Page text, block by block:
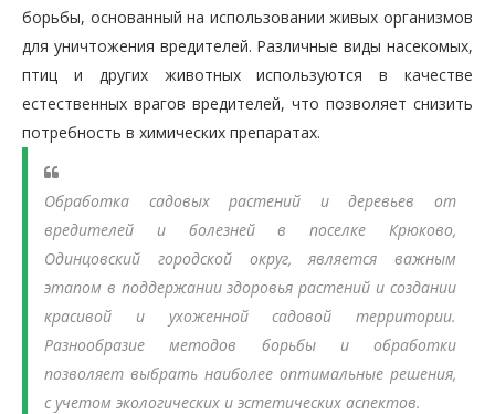
борьбы, основанный на использовании живых организмов
для уничтожения вредителей. Различные виды насекомых,
птиц и других животных используются в качестве
естественных врагов вредителей, что позволяет снизить
потребность в химических препаратах.
Обработка садовых растений и деревьев от
вредителей и болезней в поселке Крюково,
Одинцовский городской округ, является важным
этапом в поддержании здоровья растений и создании
красивой и ухоженной садовой территории.
Разнообразие методов борьбы и обработки
позволяет выбрать наиболее оптимальные решения,
с учетом экологических и эстетических аспектов.